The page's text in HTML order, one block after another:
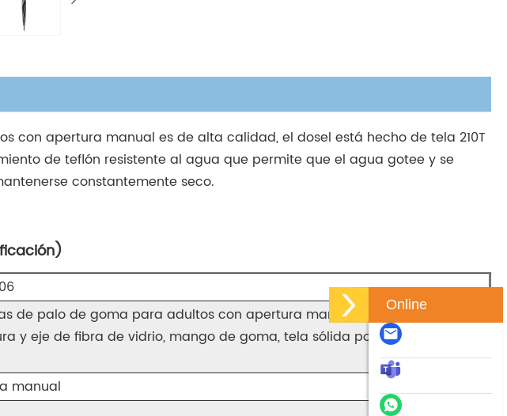
con apertura manual es de alta calidad, el dosel está hecho de tela 210T
de teflón resistente al agua que permite que el agua gotee y se
constantemente seco.
de palo de goma para adultos con apertura manual
y eje de fibra de vidrio, mango de goma, tela sólida pongee resistente al
manual
Online